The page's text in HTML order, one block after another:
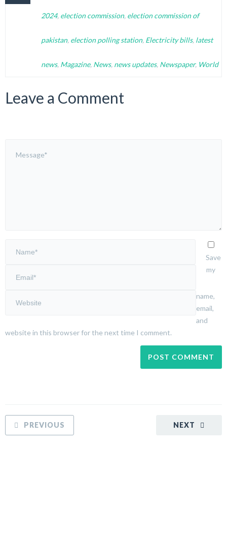
2024, election commission, election commission of
pakistan, election polling station, Electricity bills, latest
news, Magazine, News, news updates, Newspaper, World
Leave a Comment
Save
my
name,
email,
and
website in this browser for the next time I comment.
NEXT
PREVIOUS